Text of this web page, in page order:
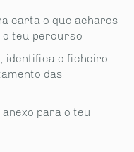
carta o que achares
o teu percurso
identifica o ficheiro
das
para o teu